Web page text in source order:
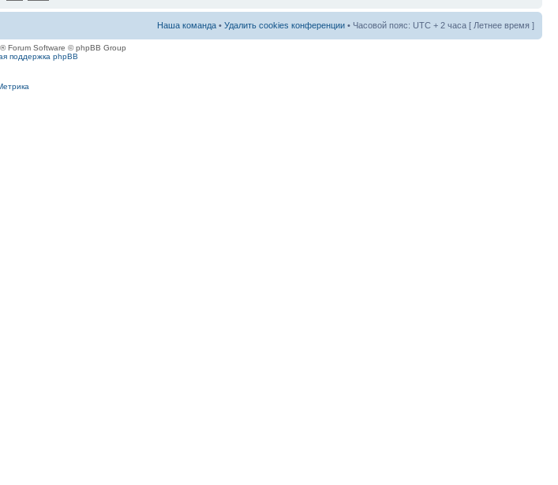
Наша команда • Удалить cookies конференции • Часовой пояс: UTC + 2 часа [ Летнее время ]
® Forum Software © phpBB Group
поддержка phpBB